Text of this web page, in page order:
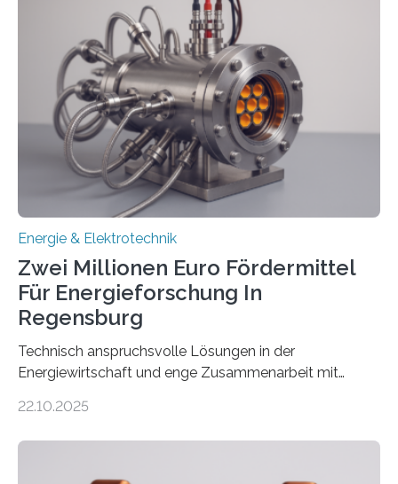
Umweltenergierecht hat den Rechtsrahmen in einem
neuen Bericht für die Praxis eingeordnet – inklusive der
Rolle von flexiblen Netzanschlussvereinbarungen. Der
Netzanschluss von Erneuerbare-Energien-Anlagen
(EE-Anlagen) ist entscheidend für die Energiewende.
Denn ohne Anschluss an das Netz kann kein Strom
eingespeist werden. Nach dem Erneuerbare-Energien-
Gesetz (EEG) sind Netzbetreiber…
Energie & Elektrotechnik
Zwei Millionen Euro Fördermittel
Für Energieforschung In
Regensburg
Technisch anspruchsvolle Lösungen in der
Energiewirtschaft und enge Zusammenarbeit mit
neuen EU-geförderten Transfer-Projekte zu
Energietechnologien werden vom Europäischen
22.10.2025